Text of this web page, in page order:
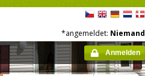
*angemeldet: Niemand
Anmelden